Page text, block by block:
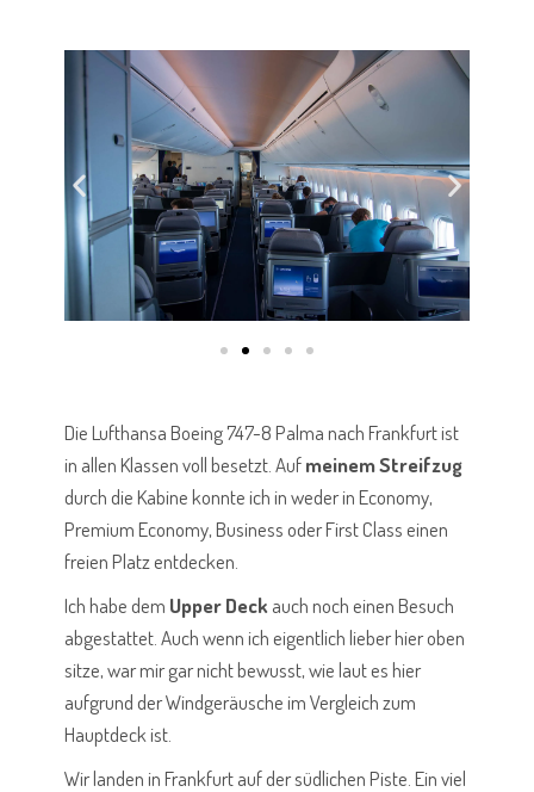
Die Lufthansa Boeing 747-8 Palma nach Frankfurt ist
in allen Klassen voll besetzt. Aufmeinem Streifzug
durch die Kabine konnte ich in weder in Economy,
Premium Economy, Business oder First Class einen
freien Platz entdecken.
Ich habe dem Upper Deckauch noch einen Besuch
abgestattet. Auch wenn ich eigentlich lieber hier oben
sitze, war mir gar nicht bewusst, wie laut es hier
aufgrund der Windgeräusche im Vergleich zum
Hauptdeck ist.
Wir landen in Frankfurt auf der südlichen Piste. Ein viel